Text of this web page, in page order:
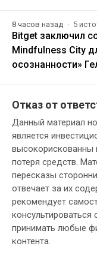
8 часов назад 5
Bitget заключил
Mindfulness City
осознанности»
Отказ от
Данный материал
является
высокорискованны
потеря средств.
пересказы
отвечает за их
рекомендует
принимать любые
контента.